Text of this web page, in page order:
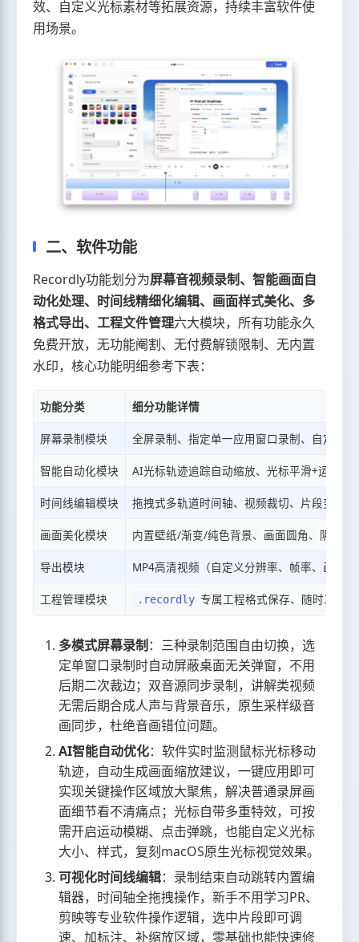
效、自定义光标素材等拓展资源，持续丰富软件使
用场景。
二、软件功能
Recordly功能划分为屏幕音视频录制、智能画面自
动化处理、时间线精细化编辑、画面样式美化、多
格式导出、工程文件管理六大模块，所有功能永久
免费开放，无功能阉割、无付费解锁限制、无内置
水印，核心功能明细参考下表：
功能分类 细分功能详情
屏幕录制模块 全屏录制、指定单一应用窗口录制、自定义
智能自动化模块 AI光标轨迹追踪自动缩放、光标平滑+运动
时间线编辑模块 拖拽式多轨道时间轴、视频裁切、片段变速
画面美化模块 内置壁纸/渐变/纯色背景、画面圆角、阴影
导出模块 MP4高清视频（自定义分辨率、帧率、画质
工程管理模块 .recordly 专属工程格式保存、随时二次
多模式屏幕录制 ：三种录制范围自由切换，选
定单窗口录制时自动屏蔽桌面无关弹窗，不用
后期二次裁边；双音源同步录制，讲解类视频
无需后期合成人声与背景音乐，原生采样级音
画同步，杜绝音画错位问题。
AI智能自动优化：软件实时监测鼠标光标移动
轨迹，自动生成画面缩放建议，一键应用即可
实现关键操作区域放大聚焦，解决普通录屏画
面细节看不清痛点；光标自带多重特效，可按
需开启运动模糊、点击弹跳，也能自定义光标
大小、样式，复刻macOS原生光标视觉效果。
可视化时间线编辑：录制结束自动跳转内置编
辑器，时间轴全拖拽操作，新手不用学习PR、
剪映等专业软件操作逻辑，选中片段即可调
速、加标注、补缩放区域，零基础也能快速修